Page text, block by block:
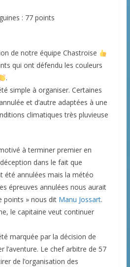
: 77 points
de notre équipe Chastroise
qui ont défendu les couleurs
.
simple à organiser. Certaines
et d’autre adaptées à une
climatiques très pluvieuse
à terminer premier en
dans le fait que
été annulées mais la météo
épreuves annulées nous aurait
points » nous dit Manu Jossart.
le capitaine veut continuer
marquée par la décision de
l’aventure. Le chef arbitre de 57
de l’organisation des